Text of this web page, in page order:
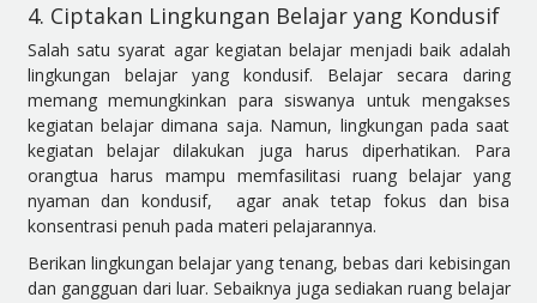
4. Ciptakan Lingkungan Belajar yang Kondusif
Salah satu syarat agar kegiatan belajar menjadi baik adalah
lingkungan belajar yang kondusif. Belajar secara daring
memang memungkinkan para siswanya untuk mengakses
kegiatan belajar dimana saja. Namun, lingkungan pada saat
kegiatan belajar dilakukan juga harus diperhatikan. Para
orangtua harus mampu memfasilitasi ruang belajar yang
nyaman dan kondusif, agar anak tetap fokus dan bisa
konsentrasi penuh pada materi pelajarannya.
Berikan lingkungan belajar yang tenang, bebas dari kebisingan
dan gangguan dari luar. Sebaiknya juga sediakan ruang belajar